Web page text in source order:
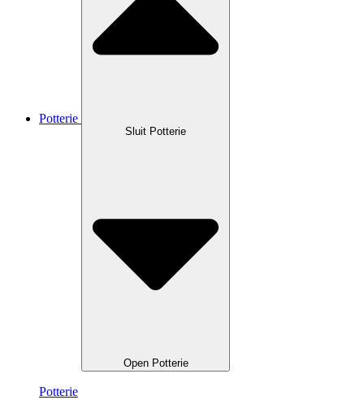
Potterie
Sluit Potterie
Open Potterie
Potterie